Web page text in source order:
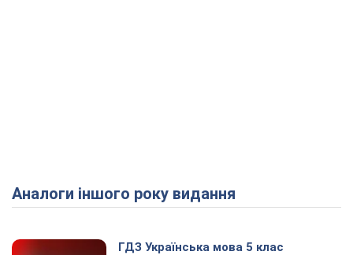
Аналоги іншого року видання
ГДЗ Українська мова 5 клас